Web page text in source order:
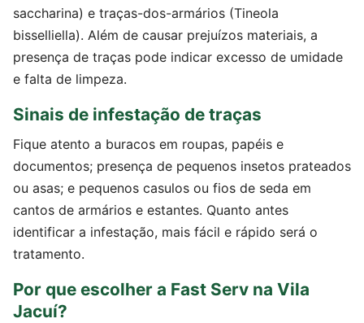
saccharina) e traças-dos-armários (Tineola
bisselliella). Além de causar prejuízos materiais, a
presença de traças pode indicar excesso de umidade
e falta de limpeza.
Sinais de infestação de traças
Fique atento a buracos em roupas, papéis e
documentos; presença de pequenos insetos prateados
ou asas; e pequenos casulos ou fios de seda em
cantos de armários e estantes. Quanto antes
identificar a infestação, mais fácil e rápido será o
tratamento.
Por que escolher a Fast Serv na Vila
Jacuí?